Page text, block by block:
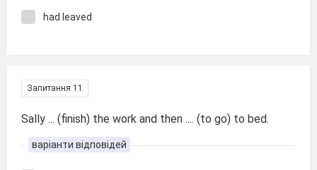
had leaved
Запитання 11
Sally ... (finish) the work and then .... (to go) to bed.
варіанти відповідей